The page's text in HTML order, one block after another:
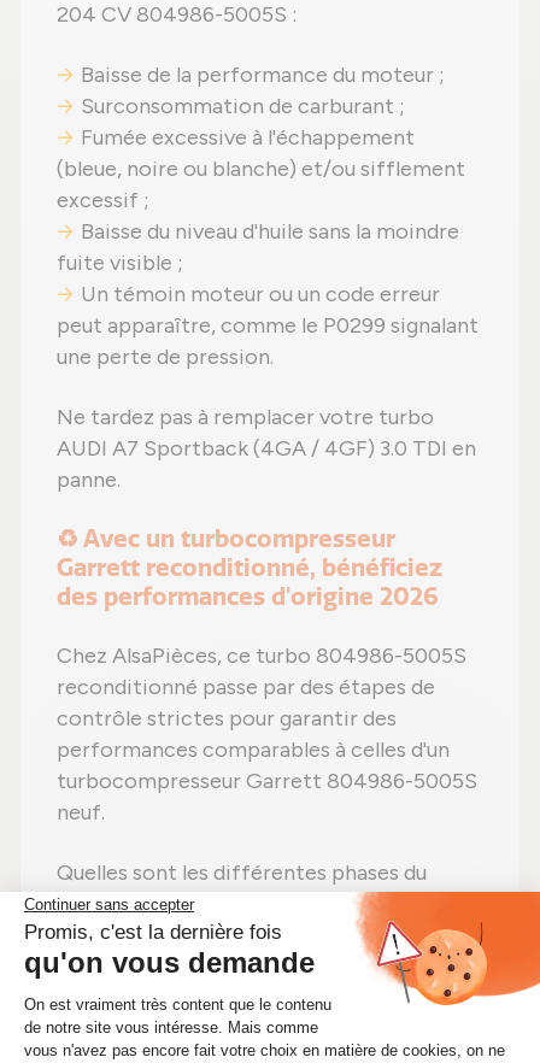
204 CV 804986-5005S :
Baisse de la performance du moteur ;
Surconsommation de carburant ;
Fumée excessive à l'échappement
(bleue, noire ou blanche) et/ou sifflement
excessif ;
Baisse du niveau d'huile sans la moindre
fuite visible ;
Un témoin moteur ou un code erreur
peut apparaître, comme le P0299 signalant
une perte de pression.
Ne tardez pas à remplacer votre turbo
AUDI A7 Sportback (4GA / 4GF) 3.0 TDI en
panne.
♻️ Avec un turbocompresseur
Garrett reconditionné, bénéficiez
des performances d'origine 2026
Chez AlsaPièces, ce turbo 804986-5005S
reconditionné passe par des étapes de
contrôle strictes pour garantir des
performances comparables à celles d'un
turbocompresseur Garrett 804986-5005S
neuf.
Quelles sont les différentes phases du
reconditionnement d'un turbo Diesel ?
Étape 1 :Désassemblage
total pour une
vérification complète ;
Étape 2 :Nettoyage professionnel